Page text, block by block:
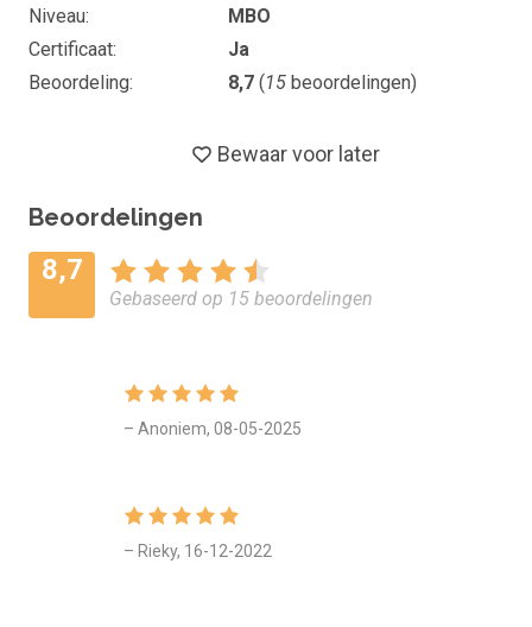
Je weet hoe je de omgang met medewerkers en
collega's kunt verbeteren.
De e-learning 'Motiveer jezelf en de mensen om je heen'
training halen, gebruik dan de ondersteunende lesmaterialen.
De totale studiebelasting bedraagt 2 uur.
Doelgroep en vooropleiding
stagebegeleiders en iedereen die het beste uit zijn of haar
Als je deze online training wilt inzetten binnen de opleiding
die je volgt, dan werk je aan de volgende vaardigheden en
beroepscompetenties (op MBO-niveau): Aansturen,
Niveau
MBO
Certificaat
Ja
Beoordeling
8,7 (15 beoordelingen)
Bewaar voor later
Beoordelingen
8,7
Gebaseerd op 15 beoordelingen
– Anoniem, 08-05-2025
– Rieky, 16-12-2022